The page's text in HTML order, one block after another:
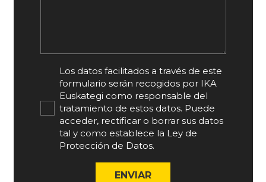
Los datos facilitados a través de este
formulario serán recogidos por IKA
Euskategi como responsable del
tratamiento de estos datos. Puede
acceder, rectificar o borrar sus datos
tal y como establece la Ley de
Protección de Datos.
ENVIAR